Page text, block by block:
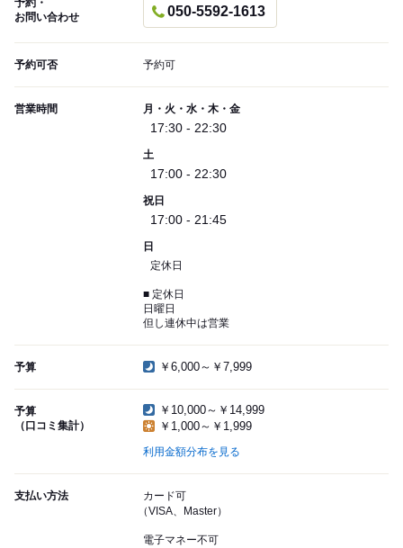
予約・
お問い合わせ
050-5592-1613
予約可否 予約可
営業時間 月・火・水・木・金
17:30 - 22:30
土
17:00 - 22:30
祝日
17:00 - 21:45
日
定休日
■ 定休日
日曜日
但し連休中は営業
予算 ￥6,000～￥7,999
予算
（口コミ集計）
￥10,000～￥14,999
￥1,000～￥1,999
利用金額分布を見る
支払い方法
カード可
（VISA、Master）
電子マネー不可